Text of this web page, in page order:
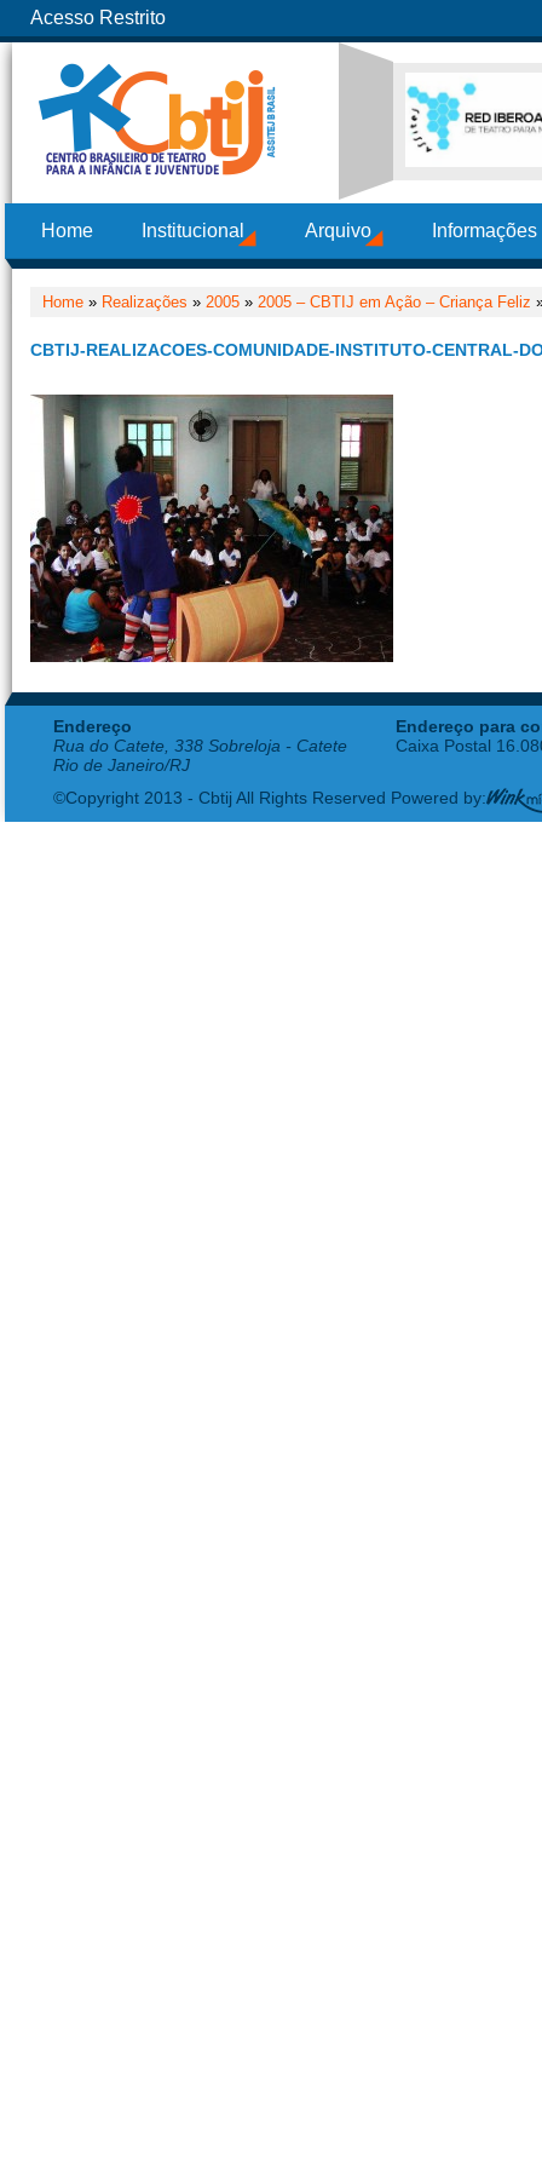
Acesso Restrito
Home Institucional Arquivo
Home » Realizações » 2005 » 2005 – CBTIJ em Ação – Criança Feliz
CBTIJ-REALIZACOES-COMUNIDADE-INSTITUTO-CENTRAL-
Endereço
Rua do Catete, 338 Sobreloja - Catete
Rio de Janeiro/RJ
Endereço para
Caixa Postal
©Copyright 2013 - Cbtij All Rights Reserved Powered by: